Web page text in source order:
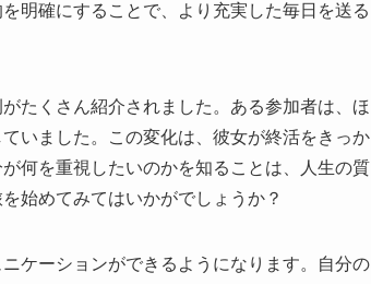
明確にすることで、より充実した毎日を送る
たくさん紹介されました。ある参加者は、ほ
いました。この変化は、彼女が終活をきっか
何を重視したいのかを知ることは、人生の質
始めてみてはいかがでしょうか？
ケーションができるようになります。自分の